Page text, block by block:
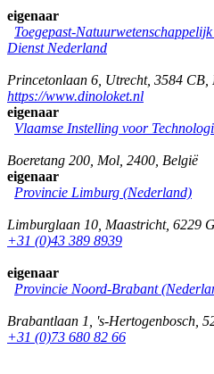
eigenaar
Toegepast-
Dienst Nederland
Princetonlaan 6 Utrecht, 3584 CB
https://www.dinoloket.nl
eigenaar
Vlaamse Instelling voor
Boeretang 200 Mol 2400 België
eigenaar
Provincie Limburg (Nederland)
Limburglaan 10 Maastricht, 6229
+31 (0)43 389 8939
eigenaar
Provincie Noord-Brabant
Brabantlaan 1 's-Hertogenbosch
+31 (0)73 680 82 66